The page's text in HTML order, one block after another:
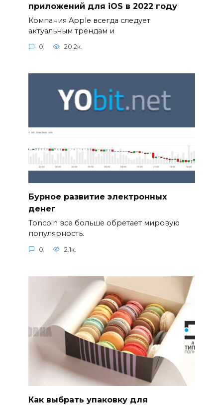
приложений для iOS в 2022 году
Компания Apple всегда следует
актуальным трендам и
0 20.2к.
Бурное развитие электронных
денег
Toncoin все больше обретает мировую
популярность.
0 2.1к.
Как выбрать упаковку для